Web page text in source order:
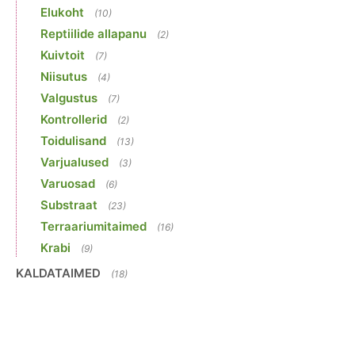
Elukoht (10)
Reptiilide allapanu (2)
Kuivtoit (7)
Niisutus (4)
Valgustus (7)
Kontrollerid (2)
Toidulisand (13)
Varjualused (3)
Varuosad (6)
Substraat (23)
Terraariumitaimed (16)
Krabi (9)
KALDATAIMED (18)